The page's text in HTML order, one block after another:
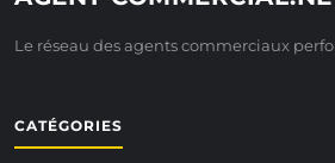
Le réseau des agents commerciaux
CATÉGORIES